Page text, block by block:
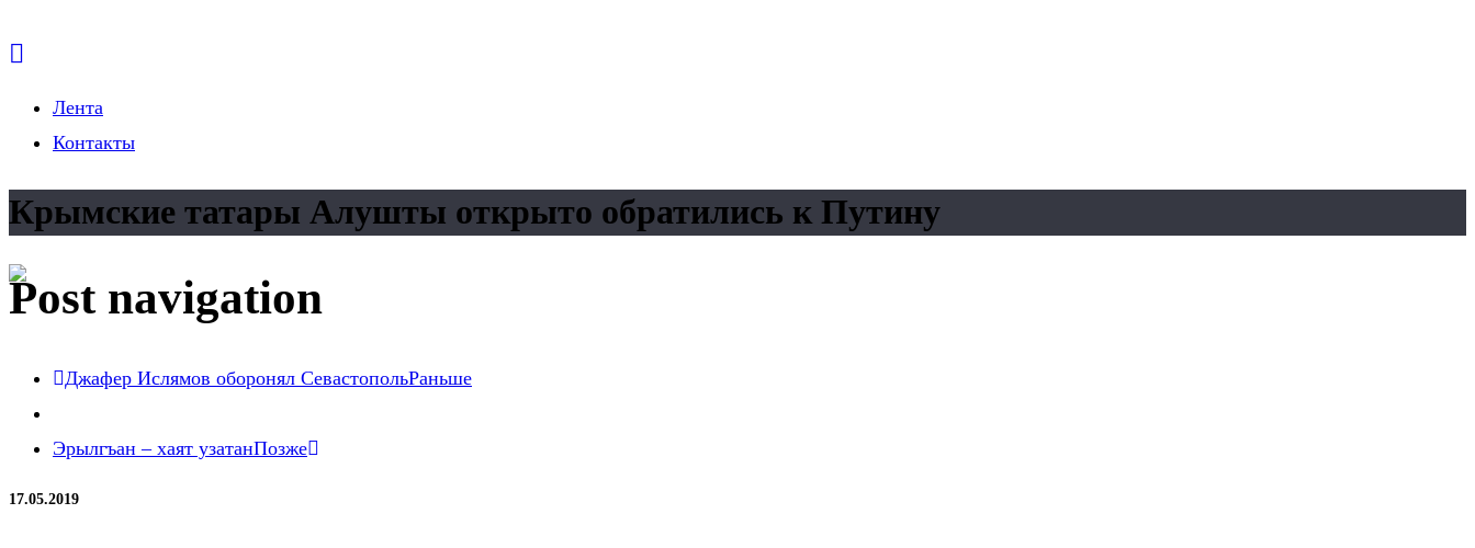
Лента
Контакты
Крымские татары Алушты открыто обратились к Путину
Post navigation
Джафер Ислямов оборонял СевастопольРаньше
Эрылгъан – хаят узатанПозже
17.05.2019